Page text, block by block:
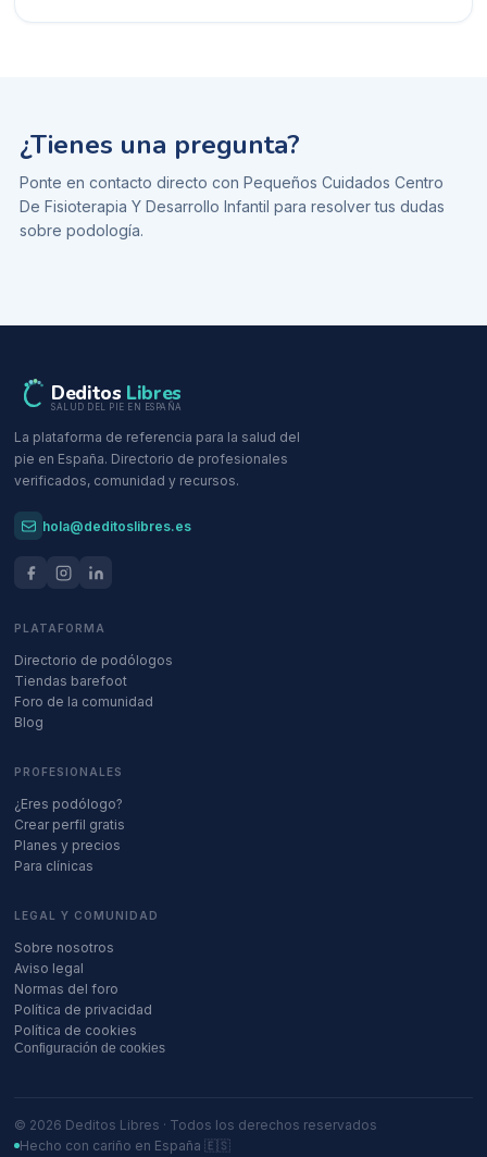
¿Tienes una pregunta?
Ponte en contacto directo con Pequeños Cuidados Centro
De Fisioterapia Y Desarrollo Infantil para resolver tus dudas
sobre podología.
Deditos Libres
SALUD DEL PIE EN ESPAÑA
La plataforma de referencia para la salud del
pie en España. Directorio de profesionales
verificados, comunidad y recursos.
hola@deditoslibres.es
PLATAFORMA
Directorio de podólogos
Tiendas barefoot
Foro de la comunidad
Blog
PROFESIONALES
¿Eres podólogo?
Crear perfil gratis
Planes y precios
Para clínicas
LEGAL Y COMUNIDAD
Sobre nosotros
Aviso legal
Normas del foro
Política de privacidad
Política de cookies
Configuración de cookies
© 2026 Deditos Libres · Todos los derechos reservados
Hecho con cariño en España 🇪🇸